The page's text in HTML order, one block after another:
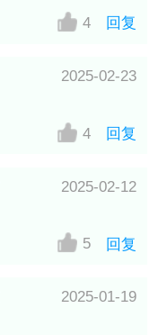
4 回复
2025-02-23
4 回复
2025-02-12
5 回复
2025-01-19